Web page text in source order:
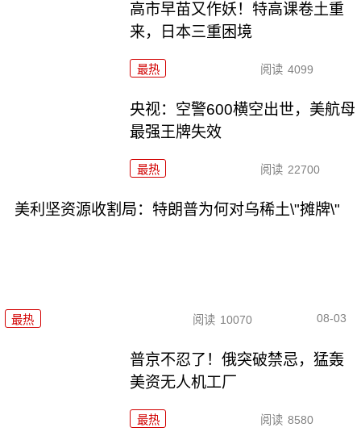
高市早苗又作妖！特高课卷土重
来，日本三重困境
最热 阅读 4099
央视：空警600横空出世，美航母
最强王牌失效
最热 阅读 22700
美利坚资源收割局：特朗普为何对乌稀土\"摊牌\"
最热 阅读 10070 08-03
普京不忍了！俄突破禁忌，猛轰
美资无人机工厂
最热 阅读 8580